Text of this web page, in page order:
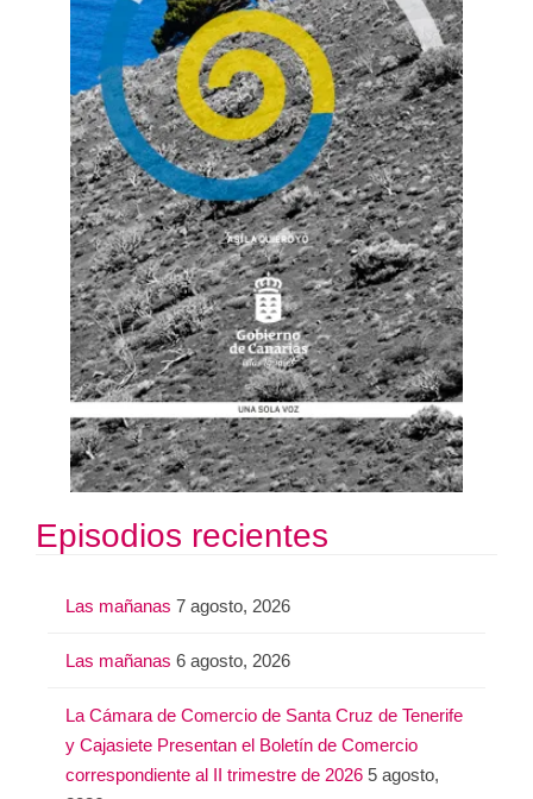
Episodios recientes
Las mañanas 7 agosto, 2026
Las mañanas 6 agosto, 2026
La Cámara de Comercio de Santa Cruz de Tenerife
y Cajasiete Presentan el Boletín de Comercio
correspondiente al II trimestre de 2026 5 agosto,